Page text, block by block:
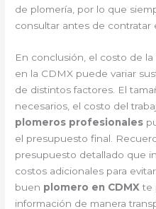
de plomería, por lo que
consultar antes de contratar
En conclusión, el costo de
en la CDMX puede variar
de distintos factores. El
necesarios, el costo del
plomeros profesionales
el presupuesto final.
presupuesto detallado que
costos adicionales para
buen plomero en CDMX te
información de manera